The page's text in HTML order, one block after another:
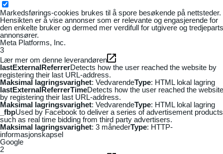
Markedsførings-cookies brukes til å spore besøkende på nettsteder.
Hensikten er å vise annonser som er relevante og engasjerende for
den enkelte bruker og dermed mer verdifull for utgivere og tredjeparts
annonsører.
Meta Platforms, Inc.
3
Lær mer om denne leverandøren
lastExternalReferrerDetects how the user reached the website by
registering their last URL-address.
Maksimal lagringsvarighet: VedvarendeType: HTML lokal lagring
lastExternalReferrerTimeDetects how the user reached the website
by registering their last URL-address.
Maksimal lagringsvarighet: VedvarendeType: HTML lokal lagring
_fbpUsed by Facebook to deliver a series of advertisement products
such as real time bidding from third party advertisers.
Maksimal lagringsvarighet: 3 månederType: HTTP-
informasjonskapsel
Google
2